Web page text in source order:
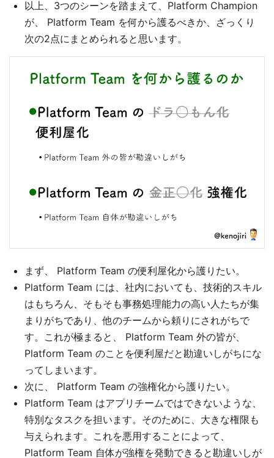
以上、3つのシーンを踏まえて、Platform Champion
が、 Platform Team を何から護るべきか、ざっくり
次の2点にまとめられると思います。
まず、 Platform Team の便利屋化から護りたい。
Platform Team には、社内においても、技術的スキル
はもちろん、そもそも事務処理能力の高い人たちが集
まりがちであり、他のチームから頼りにされがちで
す。これが極まると、 Platform Team 外の皆が、
Platform Team のことを便利屋だと勘違いしがちにな
ってしまいます。
次に、 Platform Team の強権化から護りたい。
Platform Team はアプリチームではできないような、
特別なタスクを担います。そのために、大きな権限も
与えられます。これを悪用することによって、
Platform Team 自体が強権を発動できると勘違いしが